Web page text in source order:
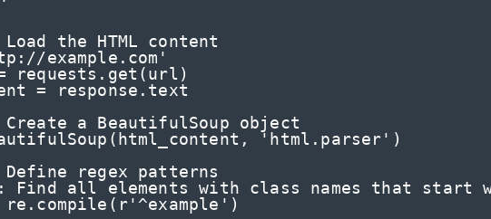
the HTML content
example.com'
requests.get(url)
= response.text
a BeautifulSoup object
'html.parser')
regex patterns
Find all elements with class names that start